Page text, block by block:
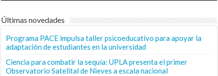
Últimas novedades
Programa PACE impulsa taller psicoeducativo para apoyar la
adaptación de estudiantes en la universidad
Ciencia para combatir la sequía: UPLA presenta el primer
Observatorio Satelital de Nieves a escala nacional